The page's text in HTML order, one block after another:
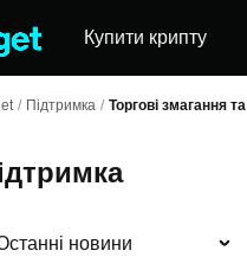
Купити крипту
/ Підтримка / Торгові змагання та
новини